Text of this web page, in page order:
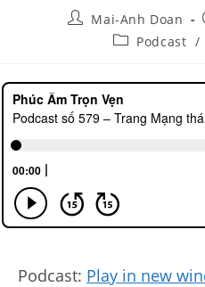
Mai-Anh Doan
Podcast /
Podcast: Play in new